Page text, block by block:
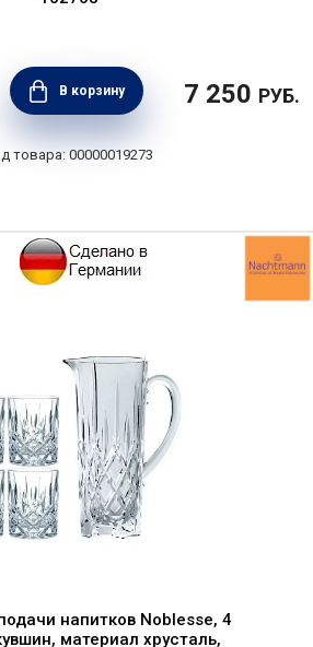
В корзину 7 250 РУБ.
00000019273
напитков Noblesse, 4
материал хрусталь,